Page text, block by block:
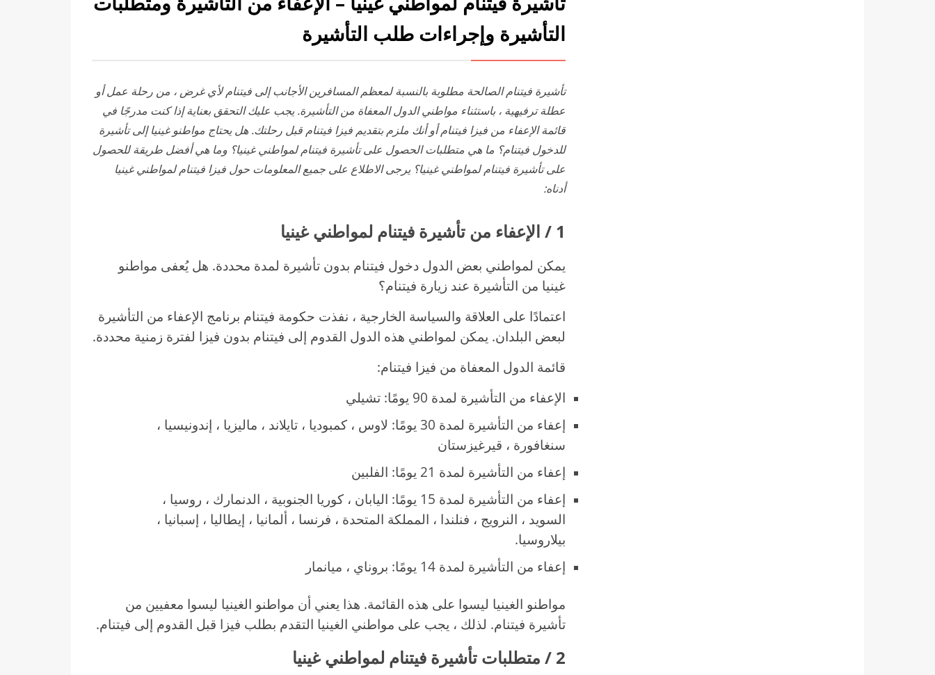
التأشيرة وإجراءات طلب التأشيرة
تأشيرة فيتنام الصالحة مطلوبة بالنسبة لمعظم المسافرين الأجانب إلى فيتنام لأي غرض ، من رحلة عمل أو
عطلة ترفيهية ، باستثناء مواطني الدول المعفاة من التأشيرة. يجب عليك التحقق بعناية إذا كنت مدرجًا في
قائمة الإعفاء من فيزا فيتنام أو أنك ملزم بتقديم فيزا فيتنام قبل رحلتك. هل يحتاج مواطنو غينيا إلى تأشيرة
للدخول فيتنام؟ ما هي متطلبات الحصول على تأشيرة فيتنام لمواطني غينيا؟ وما هي أفضل طريقة للحصول
على تأشيرة فيتنام لمواطني غينيا؟ يرجى الاطلاع على جميع المعلومات حول فيزا فيتنام لمواطني غينيا
أدناه:
1 / الإعفاء من تأشيرة فيتنام لمواطني غينيا
يمكن لمواطني بعض الدول دخول فيتنام بدون تأشيرة لمدة محددة. هل يُعفى مواطنو
غينيا من التأشيرة عند زيارة فيتنام؟
اعتمادًا على العلاقة والسياسة الخارجية ، نفذت حكومة فيتنام برنامج الإعفاء من التأشيرة
لبعض البلدان. يمكن لمواطني هذه الدول القدوم إلى فيتنام بدون فيزا لفترة زمنية محددة.
قائمة الدول المعفاة من فيزا فيتنام:
الإعفاء من التأشيرة لمدة 90 يومًا: تشيلي
إعفاء من التأشيرة لمدة 30 يومًا: لاوس ، كمبوديا ، تايلاند ، ماليزيا ، إندونيسيا ،
سنغافورة ، قيرغيزستان
إعفاء من التأشيرة لمدة 21 يومًا: الفلبين
إعفاء من التأشيرة لمدة 15 يومًا: اليابان ، كوريا الجنوبية ، الدنمارك ، روسيا ،
السويد ، النرويج ، فنلندا ، المملكة المتحدة ، فرنسا ، ألمانيا ، إيطاليا ، إسبانيا ،
بيلاروسيا.
إعفاء من التأشيرة لمدة 14 يومًا: بروناي ، ميانمار
مواطنو الغينيا ليسوا على هذه القائمة. هذا يعني أن مواطنو الغينيا ليسوا معفيين من
تأشيرة فيتنام. لذلك ، يجب على مواطني الغينيا التقدم بطلب فيزا قبل القدوم إلى فيتنام.
2 / متطلبات تأشيرة فيتنام لمواطني غينيا